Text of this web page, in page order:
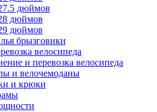
дюймов
дюймов
дюймов
брызговики
велосипеда
и перевозка велосипеда
и велочемоданы
и крюки